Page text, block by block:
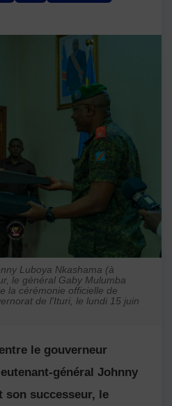
Luboya Nkashama (à
le général Gaby Mulumba
la cérémonie officielle de
de l'Ituri, le lundi 15 juin
le gouverneur
général Johnny
son successeur, le